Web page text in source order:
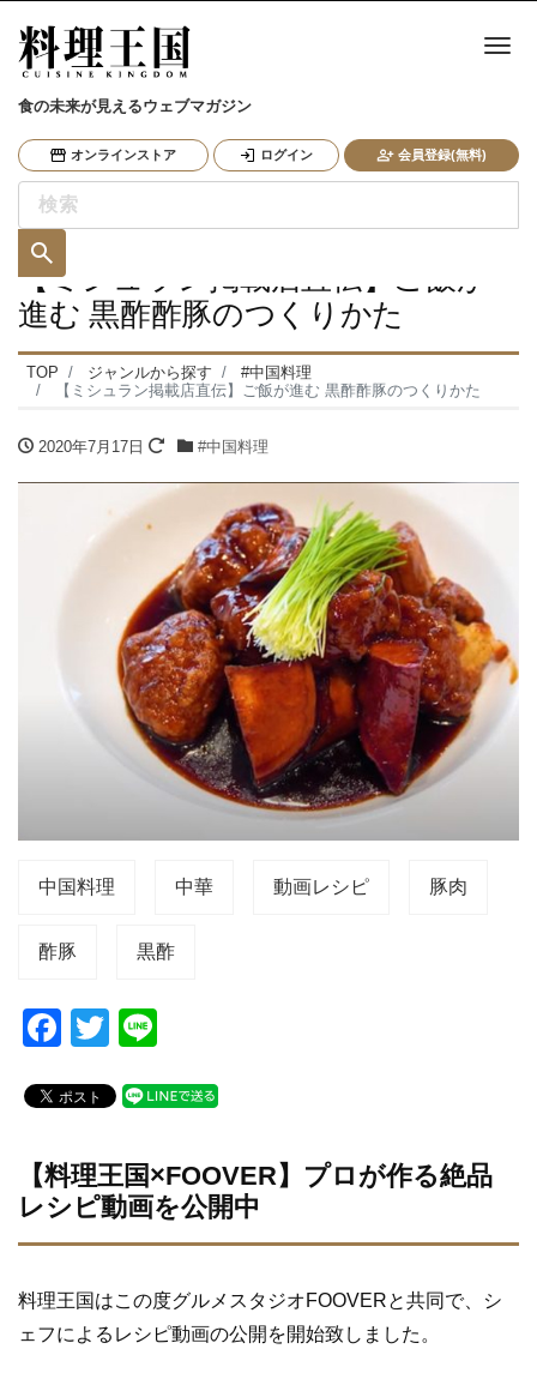
食の未来が見えるウェブマガジン
オンラインストア ログイン 会員登録(無料)
ナ
【ミシュラン掲載店直伝】ご飯が
進む 黒酢酢豚のつくりかた
TOP ジャンルから探す
#中国料理
【ミシュラン掲載店直伝】ご飯が進む 黒酢酢豚のつくりかた
2020年7月17日 #中国料理
中国料理 中華 動画レシピ 豚肉
酢豚 黒酢
F
c
b
o
o
k
T
tt
e
【料理王国×FOOVER】 プロが作る絶品
レシピ動画を公開中
料理王国はこの度グルメスタジオFOOVERと共同で、シ
ェフによるレシピ動画の公開を開始致しました。